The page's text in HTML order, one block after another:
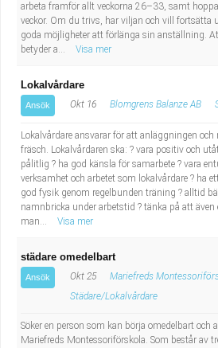
arbeta framför allt veckorna 26–33, samt
veckor. Om du trivs, har viljan och vill fortsätta
goda möjligheter att förlänga sin anställning.
betyder a...
Visa mer
Lokalvårdare
Ansök Okt 16 Blomgrens Balanze AB
Lokalvårdare ansvarar för att anläggningen
fräsch. Lokalvårdaren ska: ? vara positiv och
pålitlig ? ha god känsla för samarbete ? vara
verksamhet och arbetet som lokalvårdare ? ha
god fysik genom regelbunden träning ? alltid
namnbricka under arbetstid ? tänka på att
man...
Visa mer
städare omedelbart
Ansök Okt 25
Mariefreds
Städare/Lokalvårdare
Söker en person som kan börja omedelbart och
Mariefreds Montessoriförskola. Som består av